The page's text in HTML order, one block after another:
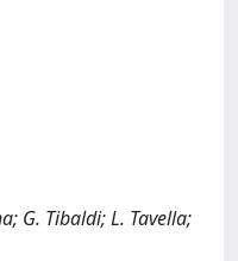
G. Tibaldi; L. Tavella;